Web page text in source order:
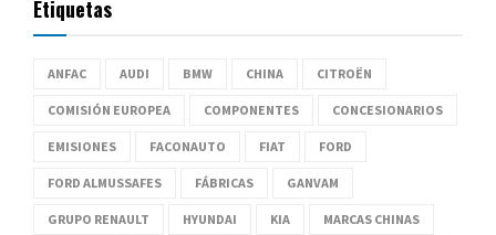
Etiquetas
ANFAC AUDI BMW CHINA CITROËN
COMISIÓN EUROPEA COMPONENTES CONCESIONARIOS
EMISIONES FACONAUTO FIAT FORD
FORD ALMUSSAFES FÁBRICAS GANVAM
GRUPO RENAULT HYUNDAI KIA MARCAS CHINAS